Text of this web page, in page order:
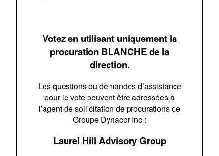
Votez en utilisant uniquement la
procuration BLANCHE de la
direction.
Les questions ou demandes d’assistance
pour le vote peuvent être adressées à
l’agent de sollicitation de procurations de
Groupe Dynacor Inc :
Laurel Hill Advisory Group